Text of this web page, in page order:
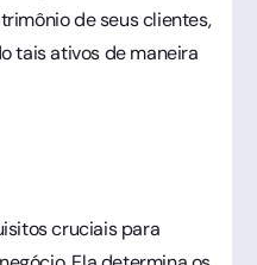
de seus clientes,
tais ativos de maneira
cruciais para